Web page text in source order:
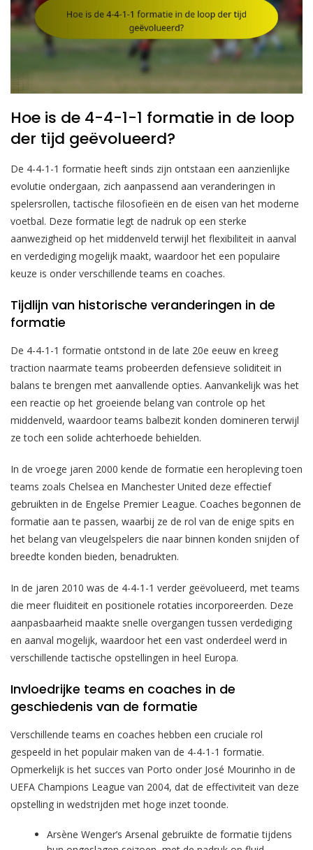
Hoe is de 4-4-1-1 formatie in de loop
der tijd geëvolueerd?
De 4-4-1-1 formatie heeft sinds zijn ontstaan een aanzienlijke
evolutie ondergaan, zich aanpassend aan veranderingen in
spelersrollen, tactische filosofieën en de eisen van het moderne
voetbal. Deze formatie legt de nadruk op een sterke
aanwezigheid op het middenveld terwijl het flexibiliteit in aanval
en verdediging mogelijk maakt, waardoor het een populaire
keuze is onder verschillende teams en coaches.
Tijdlijn van historische veranderingen in de
formatie
De 4-4-1-1 formatie ontstond in de late 20e eeuw en kreeg
traction naarmate teams probeerden defensieve soliditeit in
balans te brengen met aanvallende opties. Aanvankelijk was het
een reactie op het groeiende belang van controle op het
middenveld, waardoor teams balbezit konden domineren terwijl
ze toch een solide achterhoede behielden.
In de vroege jaren 2000 kende de formatie een heropleving toen
teams zoals Chelsea en Manchester United deze effectief
gebruikten in de Engelse Premier League. Coaches begonnen de
formatie aan te passen, waarbij ze de rol van de enige spits en
het belang van vleugelspelers die naar binnen konden snijden of
breedte konden bieden, benadrukten.
In de jaren 2010 was de 4-4-1-1 verder geëvolueerd, met teams
die meer fluiditeit en positionele rotaties incorporeerden. Deze
aanpasbaarheid maakte snelle overgangen tussen verdediging
en aanval mogelijk, waardoor het een vast onderdeel werd in
verschillende tactische opstellingen in heel Europa.
Invloedrijke teams en coaches in de
geschiedenis van de formatie
Verschillende teams en coaches hebben een cruciale rol
gespeeld in het populair maken van de 4-4-1-1 formatie.
Opmerkelijk is het succes van Porto onder José Mourinho in de
UEFA Champions League van 2004, dat de effectiviteit van deze
opstelling in wedstrijden met hoge inzet toonde.
Arsène Wenger’s Arsenal gebruikte de formatie tijdens